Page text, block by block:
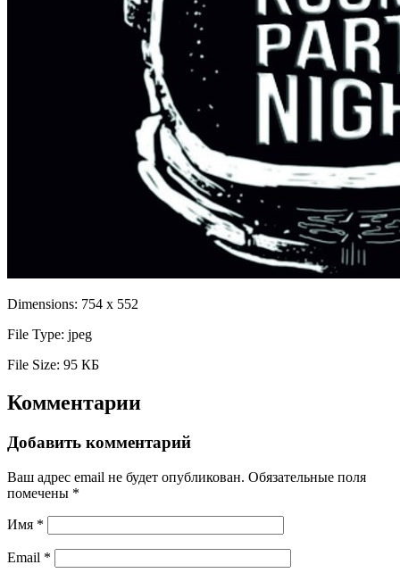
Dimensions: 754 x 552
File Type: jpeg
File Size: 95 КБ
Комментарии
Добавить комментарий
Ваш адрес email не будет опубликован. Обязательные поля
помечены *
Имя *
Email *